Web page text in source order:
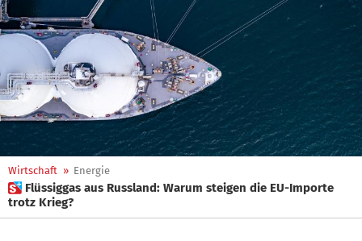
Wirtschaft » Energie
 Flüssiggas aus Russland: Warum steigen die EU-Importe
trotz Krieg?